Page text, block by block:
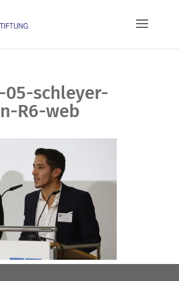
05-schleyer-
R6-web